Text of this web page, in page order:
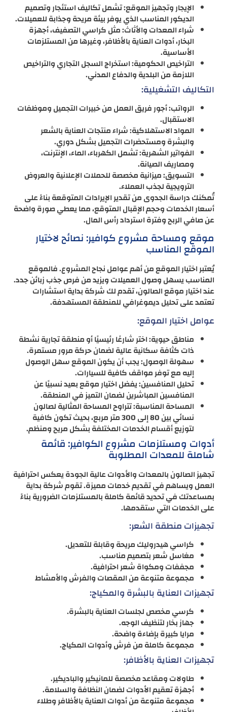
الإيجار وتجهيز الموقع: تشمل تكاليف استئجار وتصميم
الديكور المناسب الذي يوفر بيئة مريحة وجذابة للعميلات.
شراء المعدات والأثاث: مثل كراسي التصفيف، أجهزة
البخار، أدوات العناية بالأظافر، وغيرها من المستلزمات
الأساسية.
التراخيص الحكومية: استخراج السجل التجاري والتراخيص
اللازمة من البلدية والدفاع المدني.
التكاليف التشغيلية:
الرواتب: أجور فريق العمل من خبيرات التجميل وموظفات
الاستقبال.
المواد الاستهلاكية: شراء منتجات العناية بالشعر
والبشرة ومستحضرات التجميل بشكل دوري.
الفواتير الشهرية: تشمل الكهرباء، الماء، الإنترنت،
ومصاريف الصيانة.
التسويق: ميزانية مخصصة للحملات الإعلانية والعروض
الترويجية لجذب العملاء.
تُمكنك دراسة الجدوى من تقدير الإيرادات المتوقعة بناءً على
أسعار الخدمات وحجم الإقبال المتوقع، مما يعطي صورة واضحة
عن صافي الربح وفترة استرداد رأس المال.
موقع ومساحة مشروع كوافير: نصائح لاختيار
الموقع المناسب
يُعتبر اختيار الموقع من أهم عوامل نجاح المشروع. فالموقع
المناسب يسهل وصول العميلات ويزيد من فرص جذب زبائن جدد.
عند اختيار موقع الصالون، تقدم لك شركة بداية استشارات
تعتمد على تحليل ديموغرافي للمنطقة المستهدفة.
عوامل اختيار الموقع:
مناطق حيوية: اختر شارعًا رئيسيًا أو منطقة تجارية نشطة
ذات كثافة سكانية عالية لضمان حركة مرور مستمرة.
سهولة الوصول: يجب أن يكون الموقع سهل الوصول
إليه مع توفر مواقف كافية للسيارات.
تحليل المنافسين: يفضل اختيار موقع بعيد نسبيًا عن
المنافسين المباشرين لضمان التميز في المنطقة.
المساحة المناسبة: تتراوح المساحة المثالية لصالون
نسائي بين 80 إلى 300 متر مربع، بحيث تكون كافية
لتوزيع أقسام الخدمات المختلفة بشكل مريح ومنظم.
أدوات ومستلزمات مشروع الكوافير: قائمة
شاملة للمعدات المطلوبة
تجهيز الصالون بالمعدات والأدوات عالية الجودة يعكس احترافية
العمل ويساهم في تقديم خدمات مميزة. تقوم شركة بداية
بمساعدتك في تحديد قائمة كاملة بالمستلزمات الضرورية بناءً
على الخدمات التي ستقدمها.
تجهيزات منطقة الشعر:
كراسي هيدروليك مريحة وقابلة للتعديل.
مغاسل شعر بتصميم مناسب.
مجففات ومكواة شعر احترافية.
مجموعة متنوعة من المقصات والفرش والأمشاط
تجهيزات العناية بالبشرة والمكياج:
كرسي مخصص لجلسات العناية بالبشرة.
جهاز بخار لتنظيف الوجه.
مرايا كبيرة بإضاءة واضحة.
مجموعة كاملة من فرش وأدوات المكياج.
تجهيزات العناية بالأظافر:
طاولات ومقاعد مخصصة للمانيكير والباديكير.
أجهزة تعقيم الأدوات لضمان النظافة والسلامة.
مجموعة متنوعة من أدوات العناية بالأظافر وطلاء